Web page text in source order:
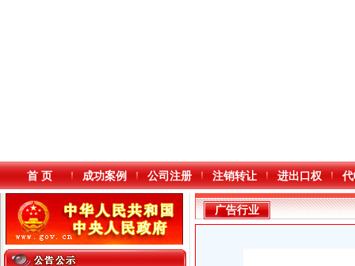
首 页 成功案例 公司注册 注销转让 进出口权
广告行业